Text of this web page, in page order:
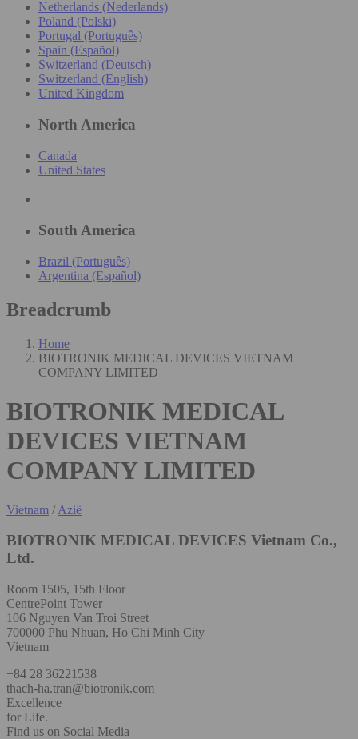
Netherlands (Nederlands)
Poland (Polski)
Portugal (Português)
Spain (Español)
Switzerland (Deutsch)
Switzerland (English)
United Kingdom
North America
Canada
United States
South America
Brazil (Português)
Argentina (Español)
Breadcrumb
Home
BIOTRONIK MEDICAL DEVICES VIETNAM
COMPANY LIMITED
BIOTRONIK MEDICAL
DEVICES VIETNAM
COMPANY LIMITED
Vietnam / Azië
BIOTRONIK MEDICAL DEVICES Vietnam Co.,
Ltd.
Room 1505, 15th Floor
CentrePoint Tower
106 Nguyen Van Troi Street
700000 Phu Nhuan, Ho Chi Minh City
Vietnam
+84 28 36221538
thach-ha.tran@biotronik.com
Excellence
for Life.
Find us on Social Media